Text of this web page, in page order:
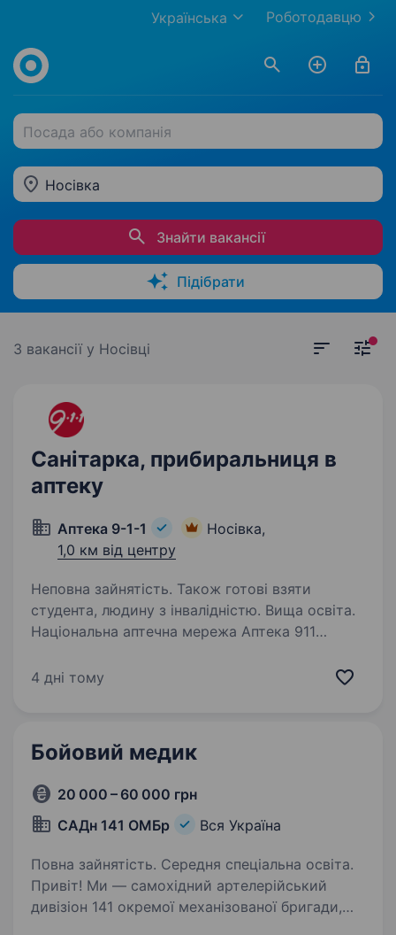
Роботодавцю
Українська
Посада або компанія
Носівка
Знайти вакансії
Підібрати
3 вакансії у Носівці
Санітарка, прибиральниця в
аптеку
Аптека 9-1-1
Носівка,
1,0 км від центру
Неповна зайнятість. Також готові взяти
студента, людину з інвалідністю. Вища освіта.
Національна аптечна мережа Аптека 911
на роботу в м.Носівка.Чекаємо на Вас! Ваші
4 дні тому
Бойовий медик
20 000 – 60 000 грн
САДн 141 ОМБр
Вся Україна
Повна зайнятість. Середня спеціальна освіта.
Привіт! Ми — самохідний артелерійський
дивізіон 141 окремої механізованої бригади,